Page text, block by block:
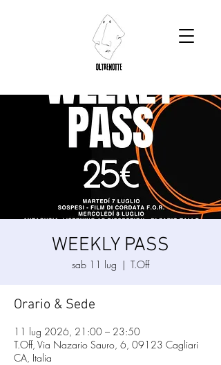
WEEKLY PASS
sab 11 lug
  |
T.Off
Orario & Sede
11 lug 2026, 21:00 – 23:50
T.Off, Via Nazario Sauro, 6, 09123 Cagliari
CA, Italia